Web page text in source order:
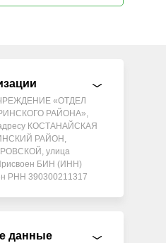
«ОТДЕЛ
РАЙОНА»,
адресу КОСТАНАЙСКАЯ
РАЙОН,
улица
Присвоен РНН 390300211317
данные